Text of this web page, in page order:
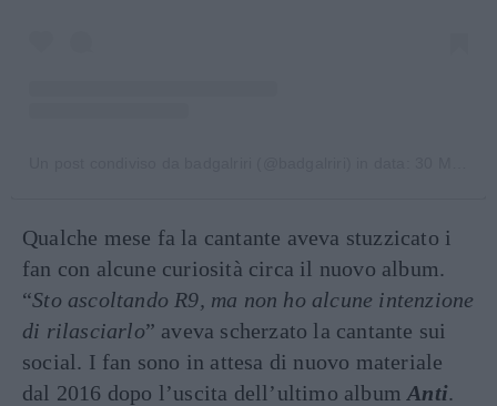
Qualche mese fa la cantante aveva stuzzicato i
fan con alcune curiosità circa il nuovo album.
“Sto ascoltando R9, ma non ho alcune intenzione
di rilasciarlo” aveva scherzato la cantante sui
social. I fan sono in attesa di nuovo materiale
dal 2016 dopo l’uscita dell’ultimo albumAnti.